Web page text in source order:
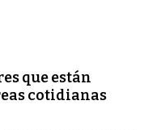
que están
cotidianas